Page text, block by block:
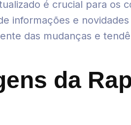
é crucial para os
informações e
das mudanças e
da